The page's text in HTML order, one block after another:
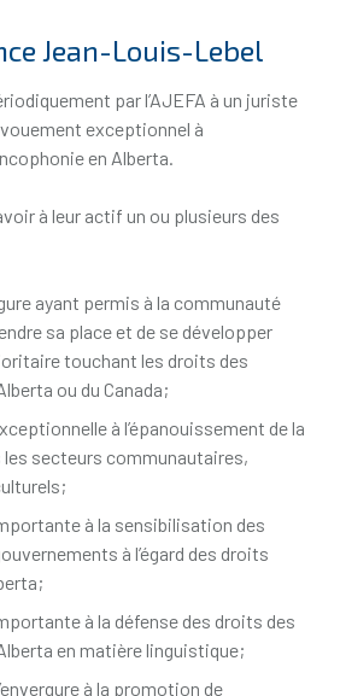
Jean-Louis-Lebel
par l’AJEFA à un juriste
exceptionnel à
en Alberta.
à leur actif un ou plusieurs des
ayant permis à la communauté
sa place et de se développer
touchant les droits des
ou du Canada;
à l’épanouissement de la
secteurs communautaires,
à la sensibilisation des
à l’égard des droits
à la défense des droits des
en matière linguistique;
à la promotion de